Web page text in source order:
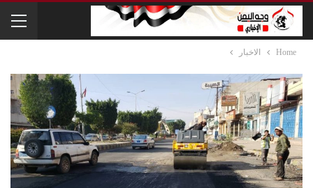
Home الاخبار